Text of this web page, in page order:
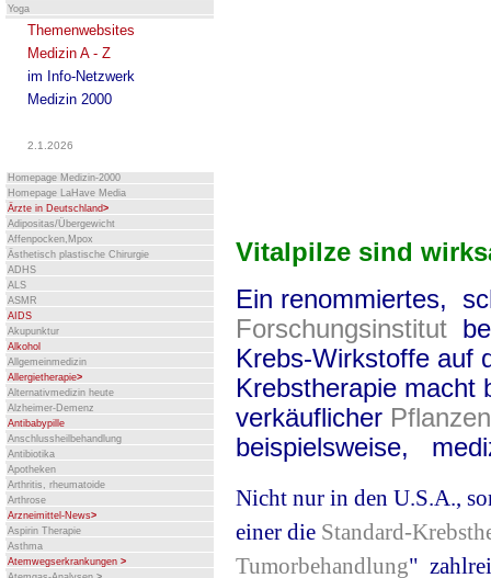
Yoga
Themenwebsites
Medizin A - Z
im Info-Netzwerk
Medizin 2000
2.1.2026
Homepage Medizin-2000
Homepage LaHave Media
Ärzte in Deutschland>
Adipositas/Übergewicht
Affenpocken,Mpox
Ästhetisch plastische Chirurgie
ADHS
ALS
ASMR
AIDS
Akupunktur
Alkohol
Allgemeinmedizin
Allergietherapie>
Alternativmedizin heute
Alzheimer-Demenz
Antibabypille
Anschlussheilbehandlung
Antibiotika
Apotheken
Arthritis, rheumatoide
Arthrose
Arzneimittel-News>
Aspirin Therapie
Asthma
Atemwegserkrankungen >
Vitalpilze sind
Ein renommiertes,
Forschungsinstitut
Krebs-Wirkstoffe auf
Krebstherapie macht
verkäuflicher
beispielsweise,
Nicht nur in den U.S.A.,
einer die Standard-
Tumorbehandlung"